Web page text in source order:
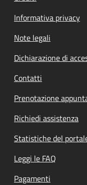
Informativa privacy
Note legali
Dichiarazione di
Contatti
Prenotazione
Richiedi assistenza
Statistiche del
Leggi le FAQ
Pagamenti